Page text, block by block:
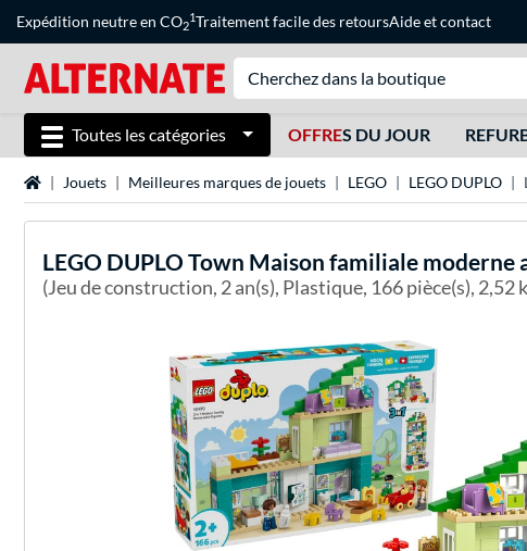
Expédition neutre en CO2
1Traitement facile des retoursAideetcontact
Toutes les catégories OFFRES DU JOUR
Page d'accueil
Jouets Meilleures marques de jouets LEGO LEGO DUPLO
LEGO DUPLO Town Maison familiale moderne
(Jeu de construction, 2 an(s), Plastique, 166 pièce(s), 2,52